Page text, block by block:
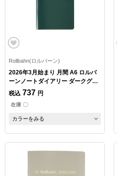
Rollbahn(ロルバーン)
2026年3月始まり 月間 A6 ロルバ
ーンノートダイアリー ダークグリ
ーン
税込 737 円
在庫 〇
カラーをみる